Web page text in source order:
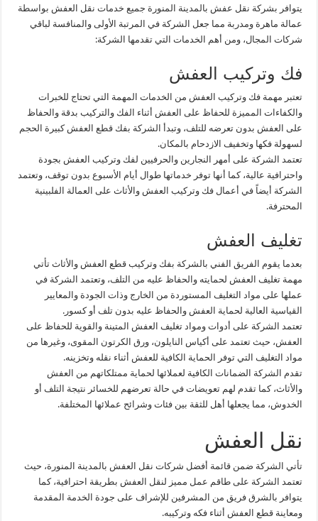
يتوافر بشركة نقل عفش بالمدينة المنورة جميع خدمات نقل العفش بواسطة
عمالة ماهرة ومدربة مما جعل الشركة في المرتبة الأولى والمنافسة لباقي
شركات المجال، ومن أهم الخدمات التي تقدمها الشركة:
فك وتركيب العفش
تعتبر مهمة فك وتركيب العفش من الخدمات المهمة التي تحتاج للخبرات
والكفاءات المميزة للحفاظ على العفش أثناء الفك والتركيب بدقة والحفاظ
على العفش بدون تعرضه للتلف، وتبدأ الشركة بفك قطع العفش كبيرة الحجم
لسهولة فكها وتخفيف الازدحام بالمكان.
تعتمد الشركة على أمهر النجارين والحرفيين لفك وتركيب العفش بجودة
واحترافية عالية، كما أنها توفر خدماتها طوال أيام الأسبوع بدون توقف، وتعتمد
الشركة أيضاً في أعمال فك وتركيب العفش والأثاث على العمالة الفلبينية
المحترفة.
تغليف العفش
بعدما يقوم الفريق الفني بالشركة بفك وتركيب قطع العفش والأثاث تأتي
مهمة تغليف العفش لحمايته والحفاظ عليه من التلف، وتعتمد الشركة في
عملها على مواد التغليف المستوردة من الخارج وذات الجودة والمعايير
القياسية العالية لحماية العفش والحفاظ عليه بدون تلف أو كسور.
تعتمد الشركة على أدوات ومواد تغليف العفش المتينة والقوية للحفاظ على
العفش، حيث تعتمد على أكياس النايلون، ورق الكرتون المقوى، وغيرها من
مواد التغليف التي توفر الحماية الكافية للعفش أثناء نقله وتخزينه.
تقدم الشركة الضمانات الكافية لعملائها لحماية ممتلكاتهم من العفش
والأثاث، كما تقدم لهم تعويضات في حالة تعرضهم للخسائر نتيجة التلف أو
الخدوش، مما يجعلها أهل للثقة بين فئات وشرائح عملائها المختلفة.
نقل العفش
تأتي الشركة ضمن قائمة أفضل شركات نقل العفش بالمدينة المنورة، حيث
تعتمد الشركة على طاقم عمل مميز لنقل العفش بطريقة احترافية، كما
يتوافر بالشرق فريق من المشرفين للإشراف على جودة الخدمة المقدمة
ومعاينة قطع العفش أثناء فكه وتركيبه.